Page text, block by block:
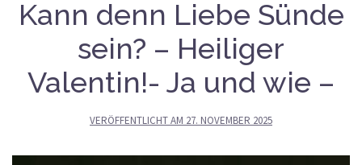
Kann denn Liebe Sünde
sein? – Heiliger
Valentin!- Ja und wie –
VERÖFFENTLICHT AM 27. NOVEMBER 2025